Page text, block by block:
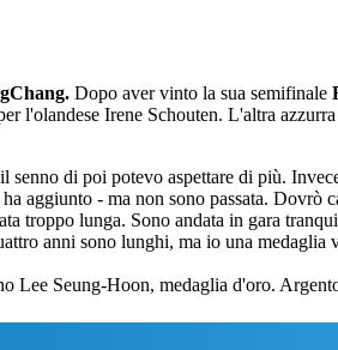
Dopo aver vinto la sua semifinale
l'olandese Irene Schouten. L'altra azzurra
di poi potevo aspettare di più.
aggiunto - ma non sono passata. Dovrò
troppo lunga. Sono andata in gara
anni sono lunghi, ma io una medaglia
Lee Seung-Hoon, medaglia d'oro.